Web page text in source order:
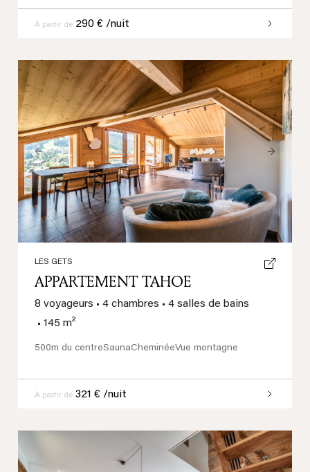
À partir de 290 € /nuit
Previous Next
LES GETS
APPARTEMENT TAHOE
8 voyageurs • 4 chambres • 4 salles de bains
• 145 m²
500m du centreSaunaCheminéeVue montagne
À partir de 321 € /nuit